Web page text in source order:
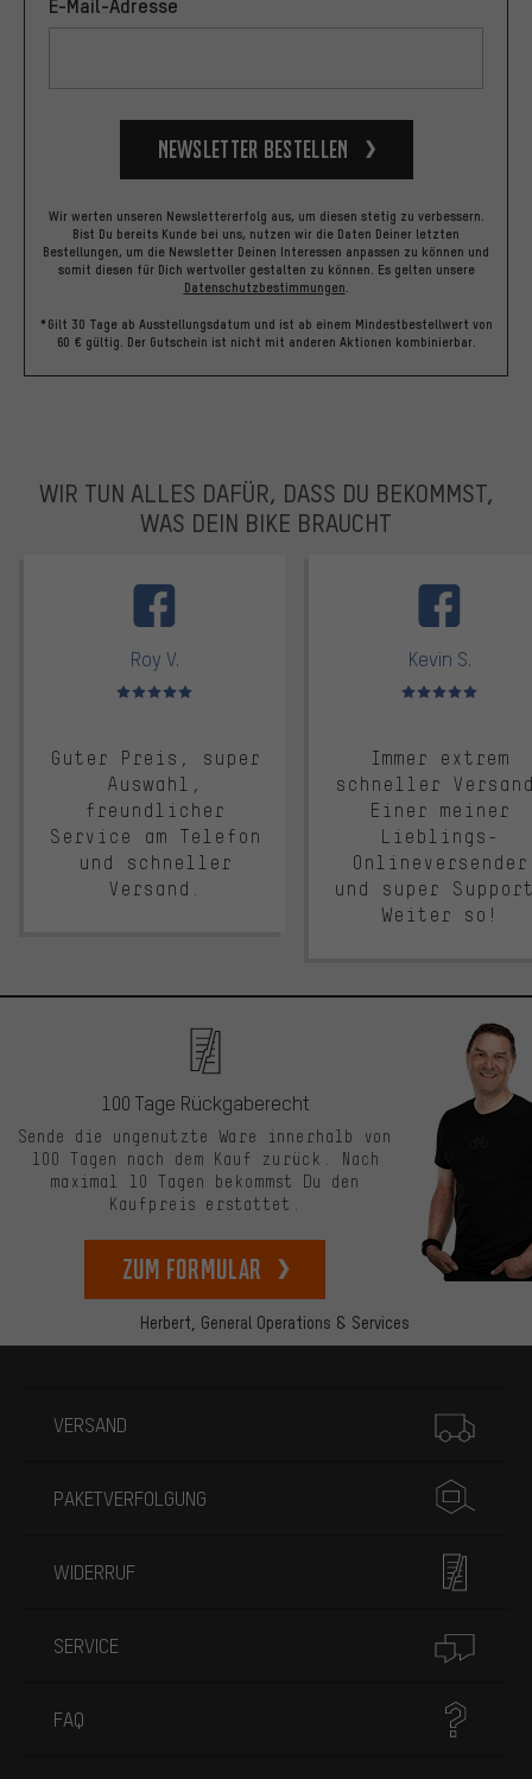
Newsletter bestellen
Wir werten unseren Newslettererfolg aus, um diesen stetig zu verbessern.
Bist Du bereits Kunde bei uns, nutzen wir die Daten Deiner letzten
Bestellungen, um die Newsletter Deinen Interessen anpassen zu können und
somit diesen für Dich wertvoller gestalten zu können. Es gelten unsere
Datenschutzbestimmungen.
*Gilt 30 Tage ab Ausstellungsdatum und ist ab einem Mindestbestellwert von
60 € gültig. Der Gutschein ist nicht mit anderen Aktionen kombinierbar.
WIR TUN ALLES DAFÜR, DASS DU BEKOMMST,
WAS DEIN BIKE BRAUCHT
Roy V.
Bewertungen: 5 von 5
Guter Preis, super
Auswahl,
freundlicher
Service am Telefon
und schneller
Versand.
Kevin S.
Bewertungen: 5 von 5
Immer extrem
schneller
Einer meiner
Lieblings-
Onlineversender
und super
Weiter so!
Herbert, General Operations & Services
100 Tage Rückgaberecht
Sende die ungenutzte Ware innerhalb von
100 Tagen nach dem Kauf zurück. Nach
maximal 10 Tagen bekommst Du den
Kaufpreis erstattet.
zum Formular
VERSAND
PAKETVERFOLGUNG
WIDERRUF
SERVICE
FAQ